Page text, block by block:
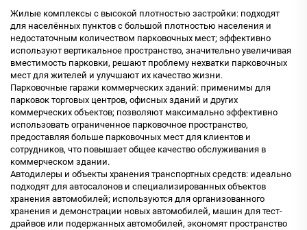
Жилые комплексы с высокой плотностью застройки: подходят
для населённых пунктов с большой плотностью населения и
недостаточным количеством парковочных мест; эффективно
используют вертикальное пространство, значительно увеличивая
вместимость парковки, решают проблему нехватки парковочных
мест для жителей и улучшают их качество жизни.
Парковочные гаражи коммерческих зданий: применимы для
парковок торговых центров, офисных зданий и других
коммерческих объектов; позволяют максимально эффективно
использовать ограниченное парковочное пространство,
предоставляя больше парковочных мест для клиентов и
сотрудников, что повышает общее качество обслуживания в
коммерческом здании.
Автодилеры и объекты хранения транспортных средств: идеально
подходят для автосалонов и специализированных объектов
хранения автомобилей; используются для организованного
хранения и демонстрации новых автомобилей, машин для тест-
драйвов или подержанных автомобилей, экономят пространство